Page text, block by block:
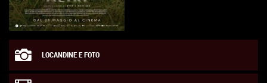
LOCANDINE E FOTO